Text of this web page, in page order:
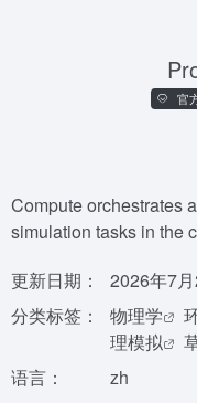
官
Compute orchestrates
simulation tasks in the
更新日期：
2026年7
分类标签：
物理学
理模拟
语言：
zh